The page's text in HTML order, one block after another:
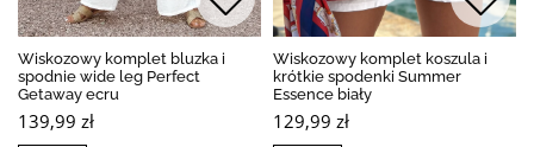
Wiskozowy komplet bluzka i
spodnie wide leg Perfect
Getaway ecru
139,99 zł
Wiskozowy komplet koszula i
krótkie spodenki Summer
Essence biały
129,99 zł